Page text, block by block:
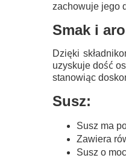
zachowuje jego
Smak i
Dzięki
uzyskuje dość
stanowiąc
Susz:
Susz ma
Zawiera
Susz o